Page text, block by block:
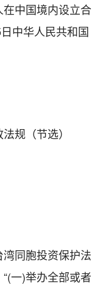
中国境内设立合
中华人民共和国
规（节选）
同胞投资保护法
一)举办全部或者